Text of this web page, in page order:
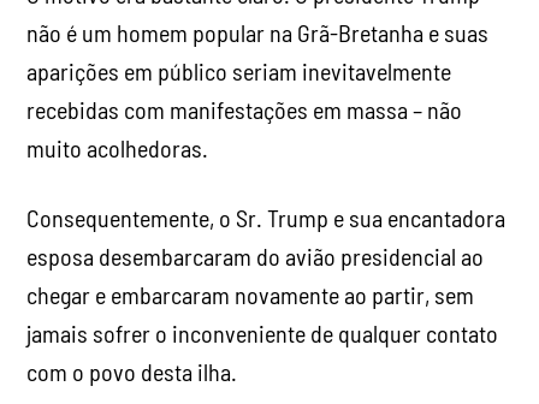
não é um homem popular na Grã-Bretanha e suas
aparições em público seriam inevitavelmente
recebidas com manifestações em massa – não
muito acolhedoras.
Consequentemente, o Sr. Trump e sua encantadora
esposa desembarcaram do avião presidencial ao
chegar e embarcaram novamente ao partir, sem
jamais sofrer o inconveniente de qualquer contato
com o povo desta ilha.